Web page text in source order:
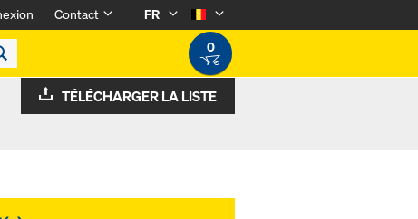
Contact
FR
0
TÉLÉCHARGER LA LISTE